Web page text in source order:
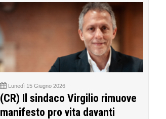
Lunedì 15 Giugno 2026
(CR) Il sindaco Virgilio rimuove
manifesto pro vita davanti